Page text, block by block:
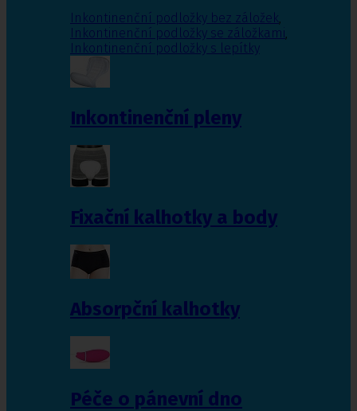
Inkontinenční podložky bez záložek,
Inkontinenční podložky se záložkami,
Inkontinenční podložky s lepítky
Inkontinenční pleny
Fixační kalhotky a body
Absorpční kalhotky
Péče o pánevní dno